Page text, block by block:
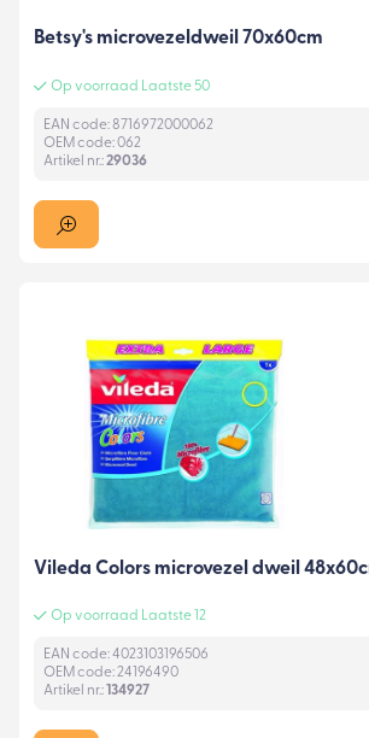
Betsy's microvezeldweil 70x60cm
Op voorraad Laatste 50
EAN code: 8716972000062
OEM code: 062
Artikel nr.:29036
Vileda Colors microvezel dweil
Op voorraad Laatste 12
EAN code: 4023103196506
OEM code: 24196490
Artikel nr.:134927